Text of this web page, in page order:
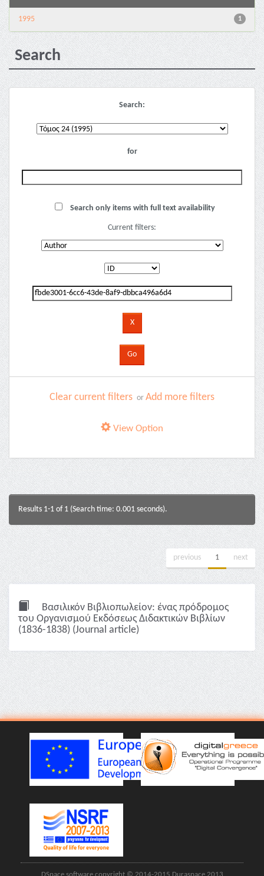
1
1995
Search
Search:
for
Search only items with full text availability
Current filters:
Clear current filters or Add more filters
View Option
Results 1-1 of 1 (Search time: 0.001 seconds).
previous 1 next
Βασιλικόν Βιβλιοπωλείον: ένας πρόδρομος
του Οργανισμού Εκδόσεως Διδακτικών Βιβλίων
(1836-1838) (Journal article)